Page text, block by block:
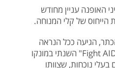
האופנה עניין מחודש
של קלי המנוחה.
את הכתר, הגיעה ככל הנראה
לגיל בו אפשר להתחיל, והיא לא מבזבזת זמן; הצעירה הופיעה לאירוע "Fight AIDS" השנתי במונקו
נוכחות, שצוותו